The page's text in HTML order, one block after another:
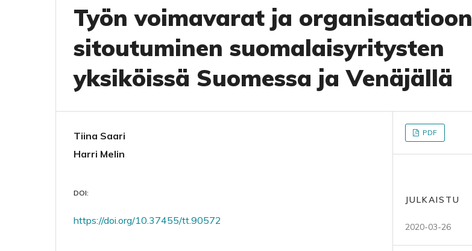
Työn voimavarat ja organisaatioon
sitoutuminen suomalaisyritysten
yksiköissä Suomessa ja Venäjällä
Tiina Saari
Harri Melin
DOI:
https://doi.org/10.37455/tt.90572
PDF
JULKAISTU
2020-03-26